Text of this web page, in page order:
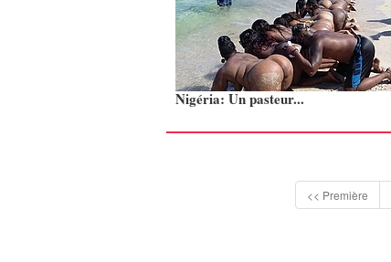
Nigéria: Un pasteur...
<< Première